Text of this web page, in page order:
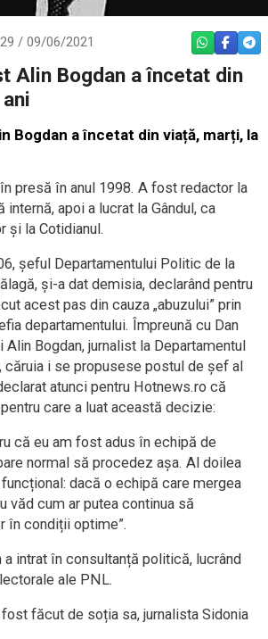
/ 09/06/2021 WHATSAPP
Alin Bogdan a încetat din
Bogdan a încetat din viață, marți, la
presă în anul 1998. A fost redactor la
apoi a lucrat la Gândul, ca
și la Cotidianul.
șeful Departamentului Politic de la
și-a dat demisia, declarând pentru
acest pas din cauza „abuzului” prin
departamentului. Împreună cu Dan
Bogdan, jurnalist la Departamentul
căruia i se propusese postul de șef al
atunci pentru Hotnews.ro că
care a luat această decizie:
că eu am fost adus în echipă de
normal să procedez așa. Al doilea
dacă o echipă care mergea
văd cum ar putea continua să
în condiții optime”.
a intrat în consultanță politică, lucrând
ale PNL.
făcut de soția sa, jurnalista Sidonia